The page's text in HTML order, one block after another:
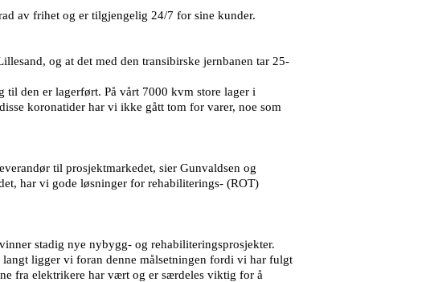
av frihet og er tilgjengelig 24/7 for sine kunder.
og at det med den transibirske jernbanen tar 25-
den er lagerført. På vårt 7000 kvm store lager i
koronatider har vi ikke gått tom for varer, noe som
til prosjektmarkedet, sier Gunvaldsen og
har vi gode løsninger for rehabiliterings- (ROT)
stadig nye nybygg- og rehabiliteringsprosjekter.
ligger vi foran denne målsetningen fordi vi har fulgt
fra elektrikere har vært og er særdeles viktig for å